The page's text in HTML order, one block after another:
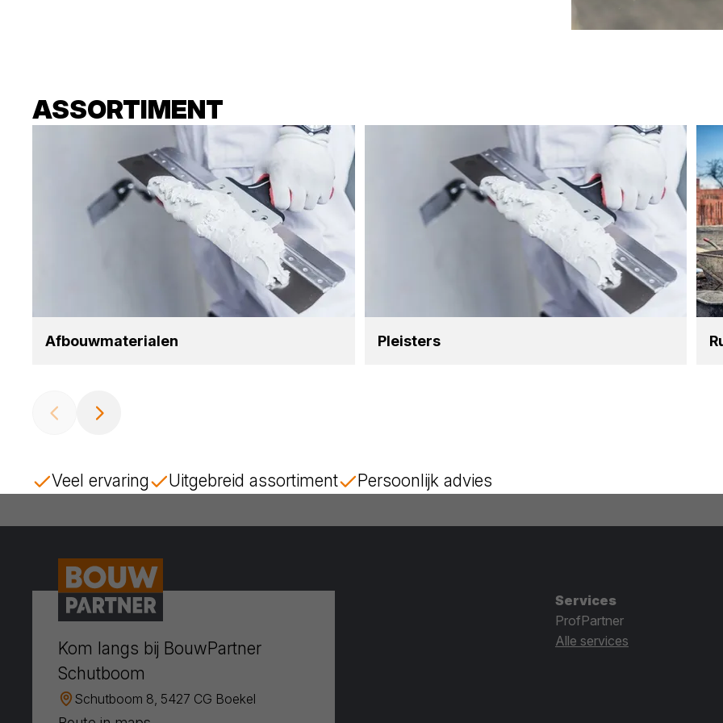
ASSORTIMENT
Afbouw­ma­te­ri­a­len Pleis­ters
Veel ervaring Uitgebreid assortiment Persoonlijk advies
Kom langs bij BouwPartner
Schutboom
Schutboom 8, 5427 CG Boekel
Services
ProfPartner
Alle services